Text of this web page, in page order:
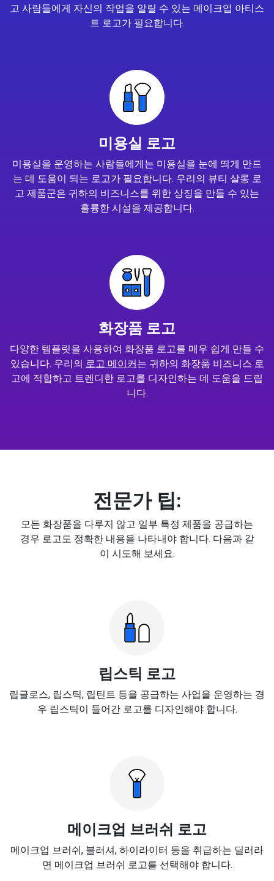
고 사람들에게 자신의 작업을 알릴 수 있는 메이크업 아티스
트 로고가 필요합니다.
미용실 로고
미용실을 운영하는 사람들에게는 미용실을 눈에 띄게 만드
는 데 도움이 되는 로고가 필요합니다. 우리의 뷰티 살롱 로
고 제품군은 귀하의 비즈니스를 위한 상징을 만들 수 있는
훌륭한 시설을 제공합니다.
화장품 로고
다양한 템플릿을 사용하여 화장품 로고를 매우 쉽게 만들 수
있습니다. 우리의 로고 메이커는 귀하의 화장품 비즈니스 로
고에 적합하고 트렌디한 로고를 디자인하는 데 도움을 드립
니다.
전문가 팁:
모든 화장품을 다루지 않고 일부 특정 제품을 공급하는
경우 로고도 정확한 내용을 나타내야 합니다. 다음과 같
이 시도해 보세요.
립스틱 로고
립글로스, 립스틱, 립틴트 등을 공급하는 사업을 운영하는 경
우 립스틱이 들어간 로고를 디자인해야 합니다.
메이크업 브러쉬 로고
메이크업 브러쉬, 블러셔, 하이라이터 등을 취급하는 딜러라
면 메이크업 브러쉬 로고를 선택해야 합니다.